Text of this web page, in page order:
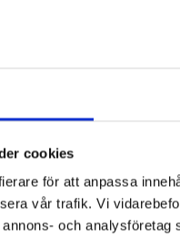
cookies
för att anpassa
vår trafik. Vi
och